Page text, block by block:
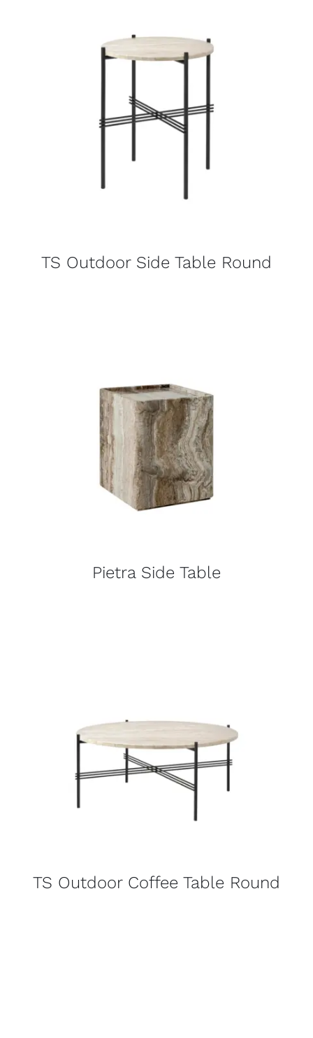
TS Outdoor Side Table Round
Pietra Side Table
TS Outdoor Coffee Table Round